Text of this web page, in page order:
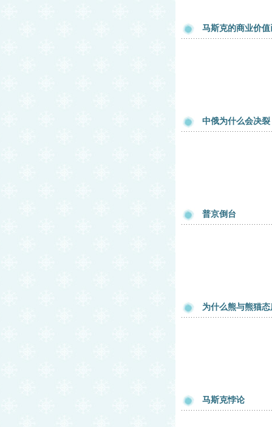
马斯克的商业价
中俄为什么会决裂
普京倒台
为什么熊与熊猫
马斯克悖论